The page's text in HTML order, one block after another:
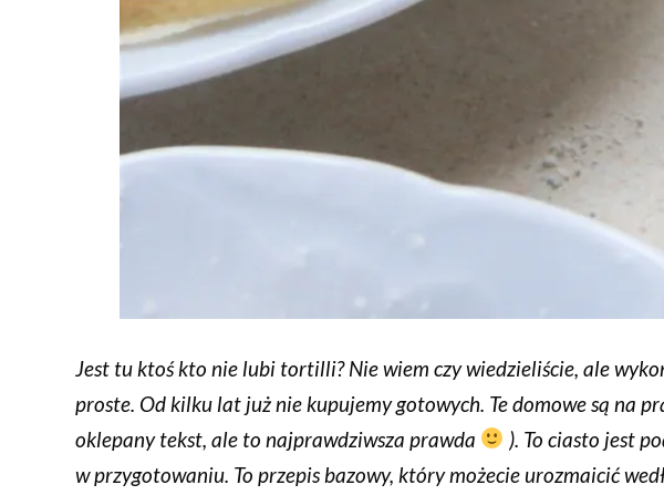
Jest tu ktoś kto nie lubi tortilli? Nie wiem czy wiedzieliście, ale
proste. Od kilku lat już nie kupujemy gotowych. Te domowe są na
oklepany tekst, ale to najprawdziwsza prawda
). To ciasto jest
w przygotowaniu. To przepis bazowy, który możecie urozmaicić